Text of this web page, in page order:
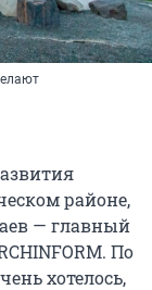
районе,
— главный
По
хотелось,